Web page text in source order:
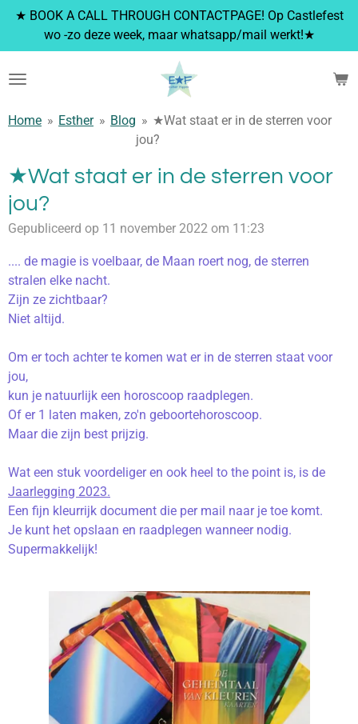
Ga
naar
de
★ BOOK A CALL THROUGH CONTACTPAGE! Op Castlefest
wo -zo deze week, maar whatsapp/mail werkt!★
Home » Esther » Blog » ★Wat staat er in de sterren voor
jou?
★Wat staat er in de sterren voor
jou?
Gepubliceerd op 11 november 2022 om 11:23
.... de magie is voelbaar, de Maan roert nog, de sterren
stralen elke nacht.
Zijn ze zichtbaar?
Niet altijd.
Om er toch achter te komen wat er in de sterren staat voor
jou,
kun je natuurlijk een horoscoop raadplegen.
Of er 1 laten maken, zo'n geboortehoroscoop.
Maar die zijn best prijzig.
Wat een stuk voordeliger en ook heel to the point is, is de
Jaarlegging 2023.
Een fijn kleurrijk document die per mail naar je toe komt.
Je kunt het opslaan en raadplegen wanneer nodig.
Supermakkelijk!